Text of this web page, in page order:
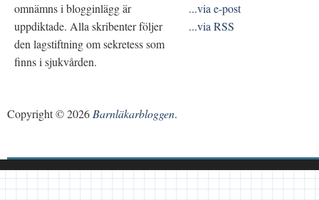
omnämns i blogginlägg är
uppdiktade. Alla skribenter följer
den lagstiftning om sekretess som
finns i sjukvården.
...via e-post
...via RSS
Copyright © 2026 Barnläkarbloggen.